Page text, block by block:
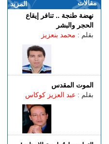
المزيد
مقالات
نهضة طنجة .. تنافر إيقاع
الحجر والبشر
بقلم : محمد بنعزيز
الموت المقدس
بقلم : عبد العزيز كوكاس